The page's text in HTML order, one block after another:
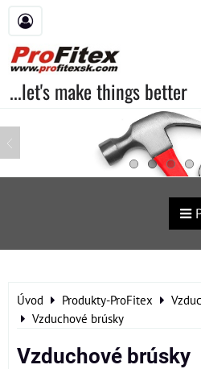
...let's make things better
Úvod Produkty-ProFitex
Vzduchové brúsky
Vzduchové brúsky